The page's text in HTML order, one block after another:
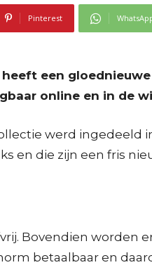
Pinterest
een
online en in de
werd ingedeeld
en die zijn een fris
Bovendien worden
betaalbaar en